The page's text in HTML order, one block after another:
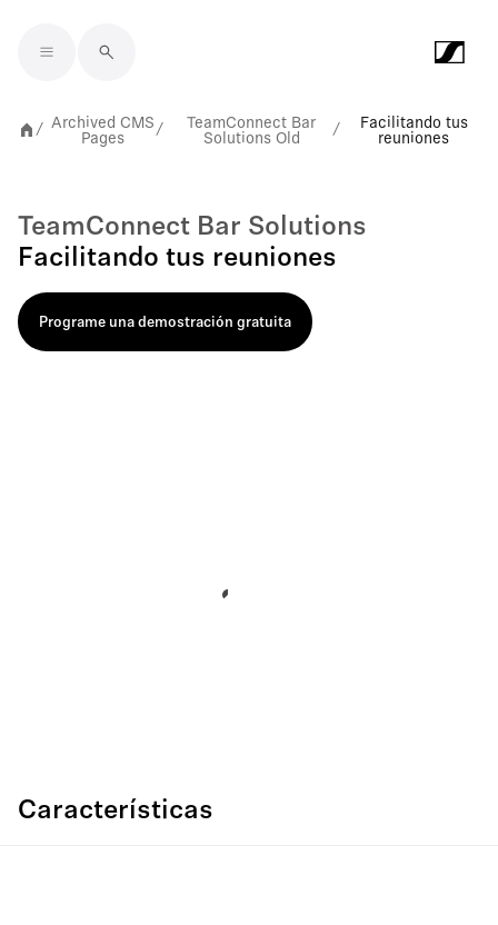
/
Archived CMS
Pages
/
TeamConnect Bar
Solutions Old
/
Facilitando tus
reuniones
TeamConnect Bar Solutions
Facilitando tus reuniones
Programe una demostración gratuita
Características